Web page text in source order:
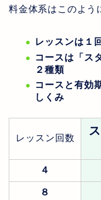
料金体系はこのよう
レッスンは１
コースは「ス
２種類
コースと有効
しくみ
レッスン回数
４
８